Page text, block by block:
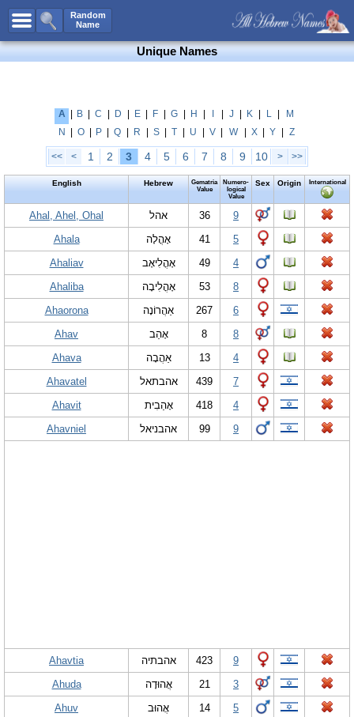
Random
Name
All Names
Boy Names
Unisex Names
Popular Names
Unique Names
Celebs B. Days New!
Numerology
Add Name
Contact Us
Facebook
Unique Names
A B C D E F G H J K L
M
N
O P Q R S T U V W X Y Z
<< < 1 2 3 4 5 6 7 8 9 10 > >>
English Hebrew
Gematria
Value
Numero-
logical
Value
Sex Origin International
Ahal, Ahel, Ohal אהל 36
9
Ahala
אָהֳלָה 41
5
Ahaliav
אָהֳלִיאָב 49
4
Ahaliba
אָהֳלִיבָה 53
8
Ahaorona
אַהֲרוֹנָה 267
6
Ahav
אָהַב 8
8
Ahava
אַהֲבָה 13
4
Ahavatel
אהבתאל 439
7
Ahavit
אָהַבִית 418
4
Ahavniel
אהבניאל 99 9
Ahavtia אהבתיה 423
9
Ahuda
אֲהוּדָה 21
3
Ahuv
אֲהוּב 14
5